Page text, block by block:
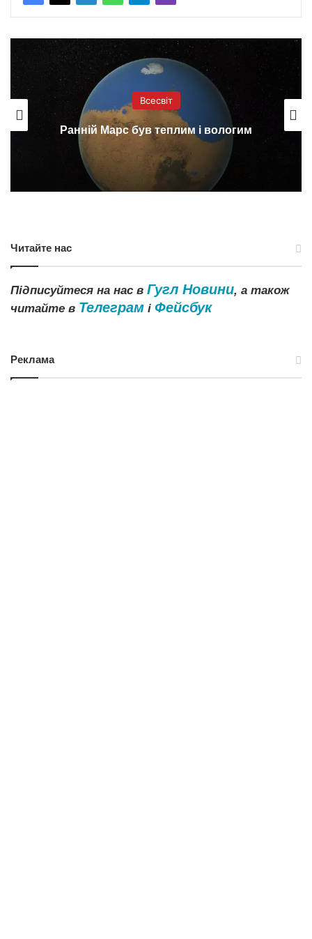
Всесвіт
Ранній Марс був теплим і вологим
Читайте нас
Підписуйтеся на нас в Гугл Новини, а також
читайте в Телеграм і Фейсбук
Реклама